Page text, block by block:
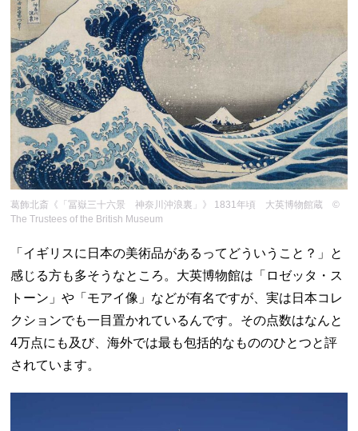
葛飾北斎《「冨嶽三十六景 神奈川沖浪裏」》 1831年頃 大英博物館蔵 ©
The Trustees of the British Museum
「イギリスに日本の美術品があるってどういうこと？」と
感じる方も多そうなところ。大英博物館は「ロゼッタ・ス
トーン」や「モアイ像」などが有名ですが、実は日本コレ
クションでも一目置かれているんです。その点数はなんと
4万点にも及び、海外では最も包括的なもののひとつと評
されています。